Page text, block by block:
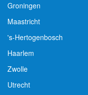
Groningen
Maastricht
's-Hertogenbosch
Haarlem
Zwolle
Utrecht